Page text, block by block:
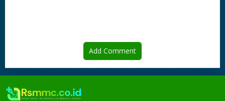
Add Comment